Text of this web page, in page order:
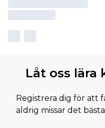
Låt oss lära
Registrera dig för att
aldrig missar det